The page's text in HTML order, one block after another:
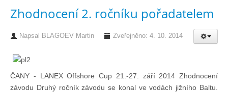
Kapitánské zkoušky
Zhodnocení 2. ročníku pořadatelem
Napsal BLAGOEV Martin Zveřejněno: 4. 10. 2014
ČANY - LANEX Offshore Cup 21.-27. září 2014 Zhodnocení
závodu Druhý ročník závodu se konal ve vodách jižního Baltu.